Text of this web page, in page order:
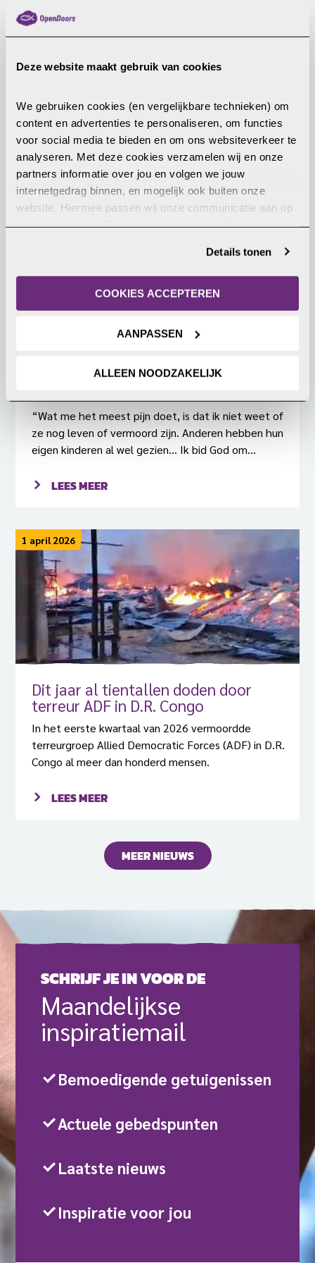
Deze website maakt gebruik van cookies
We gebruiken cookies (en vergelijkbare technieken) om
content en advertenties te personaliseren, om functies
voor social media te bieden en om ons websiteverkeer te
analyseren. Met deze cookies verzamelen wij en onze
partners informatie over jou en volgen we jouw
internetgedrag binnen, en mogelijk ook buiten onze
website. Hiermee passen wij onze communicatie aan op
jouw voorkeuren. Ook kunnen we zo gerichte
internetgedrag. Je kunt je toestemming ook altijd wijzigen
of intrekken. Meer uitleg vind je in onze
privacyverklaring.
Details tonen
COOKIES ACCEPTEREN
AANPASSEN
ALLEEN NOODZAKELIJK
Hoopvol signaal VN-experts over
vrouwen in Nigeria
waarin de Nigeriaanse regering wordt opgeroepen
om “dringend op te treden” om “geweld gericht
op christenen en andere religieuze minderheden”
te voorkomen, is volgens Open Doors een hoopvol
signaal.
LEES MEER
14 april 2026
Ruth uit Nigeria over haar twee
“Wat me het meest pijn doet, is dat ik niet weet of
ze nog leven of vermoord zijn. Anderen hebben hun
eigen kinderen al wel gezien… Ik bid God om
ze nog leven of dat ik hoor dat ze gestorven zijn.”
Nigeria. “Hun namen zijn Godiya Bitrus en Hauwa
Bitrus.” Godiya is haar dochter en Hauwa haar
stiefdochter.
LEES MEER
1 april 2026
Dit jaar al tientallen doden door
terreur ADF in D.R. Congo
In het eerste kwartaal van 2026 vermoordde
terreurgroep Allied Democratic Forces (ADF) in D.R.
Congo al meer dan honderd mensen.
LEES MEER
MEER NIEUWS
SCHRIJF JE IN VOOR DE
Maande­lijkse
inspiratie­mail
Bemoedigende getuigenissen
Actuele gebedspunten
Laatste nieuws
Inspiratie voor jou